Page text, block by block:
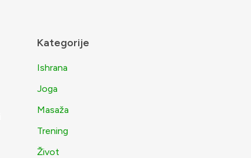
Kategorije
Ishrana
Joga
Masaža
Trening
Život